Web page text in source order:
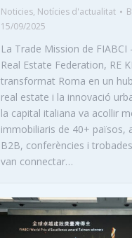
Noticies, Notícies d'actualitat
15/09/2025
La Trade Mission de
Real Estate Federation, RE
transformat Roma en un
real estate i la innovació
la capital italiana va acollir
immobiliaris de 40+ països,
B2B, conferències i
van connectar…